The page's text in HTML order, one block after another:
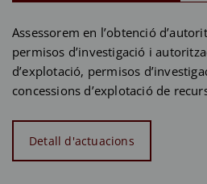
Assessorem en l’obtenció
permisos d’investigació i
d’explotació, permisos
concessions d’explotació de
Detall d'actuacions